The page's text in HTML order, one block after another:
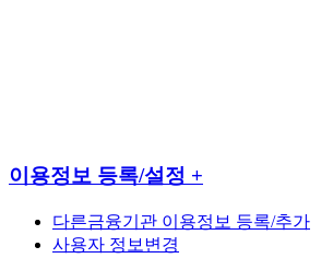
이용정보 등록/설정 +
다른금융기관 이용정보 등록/추가
사용자 정보변경